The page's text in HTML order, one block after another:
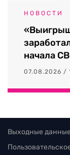
НОВОСТИ
начала
07.08.2026 /
Выходные